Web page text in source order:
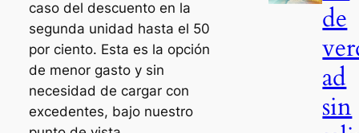
caso del descuento en la
segunda unidad hasta el 50
por ciento. Esta es la opción
de menor gasto y sin
necesidad de cargar con
excedentes, bajo nuestro
de
ad
sin